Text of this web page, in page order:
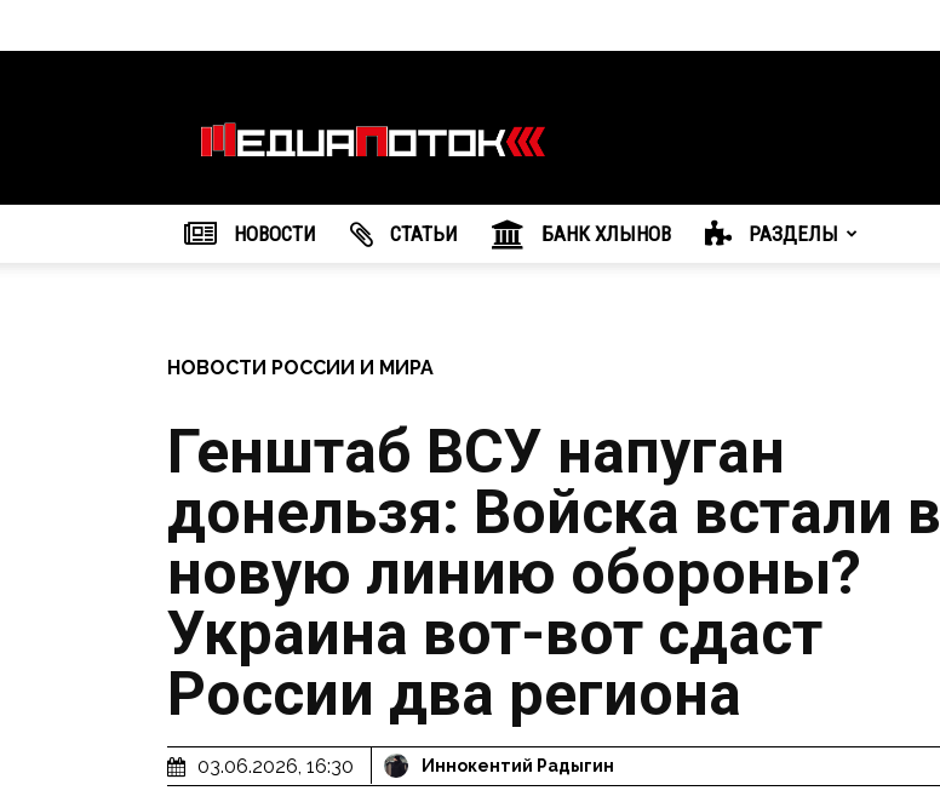
агентство
"МедиаПоток"
НОВОСТИ CТАТЬИ БАНК ХЛЫНОВ РАЗДЕЛЫ
НОВОСТИ РОССИИ И МИРА
Генштаб ВСУ напуган
донельзя: Войска встали в
новую линию обороны?
Украина вот-вот сдаст
России два региона
03.06.2026, 16:30 Иннокентий Радыгин